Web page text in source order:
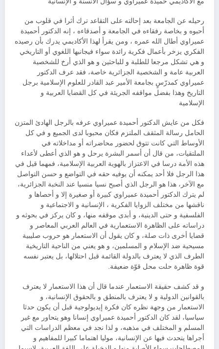
رحيله عن الجامعة بعد إحالته على التقاعد ترك أثرا في قلوب من
أحبوه و بخاصة رفقاءه في الجامعة و أصدقاءه ، إنه الدكتور أحميدة
عميراوي أطال الله عمره ، ومن يقرأ لهذا الأكاديمي يدرك بأن رصيده
الفكري يزخر بأعمال فكرية رائدة سواء فيجانبها اللغوي أو التاريخي
و هي تشكل مرجعا للطلبة و للباحثين و هو الذي أرخ للشخصية
العربية عامة و الشخصية الجزائرية خاصة، فقد عرف الدكتور
عميراوي كمدرّسٍ بجامعة الأمير عبد القادر للعلوم الإسلامية برجل
التاريخ وهذا بفضل مواقفه الجريئة في كل القضايا العربية و
الإسلامية
فكل من عايش الدكتور أحميدة عميراوي عرفه بالرجل الهادئ المتزن
الحامل رسالة المثقف الملتزم فكان محبوبا لدى الجميع و في كل
الأوساط التي كانت تتوق لحضور محاضراته أو مداخلاته في
الملتقيات، من قال أن أسمر البشرة يرحل و هو الذي أعطى لأعداء
هذه الأمة درسا في الاعتزاز بالهوية العربية الإسلامية، فمهما قيل في
هذا الرجل فلا أحد يمكنه أن يوفيه حقه في التواضع و حسن التواصل
مع الآخر، هذا هو الرجل الذي أصبح نسيا منسيا عند النخبة الجزائرية،
لم يترك الدكتور أحميدة عميراوي كبيرة أو صغيرة إلا و أحصاها و
ناقشها من مختلف الزوايا الفكرية ، الإنسانية و الاجتماعية و
الفلسفية و حتى الدينية، و أبدى موقفه منها، و كان يركز في بحوثه و
دراساته على الظاهرة الاستعمارية في العالم العربي المعاصر و
قضايا أخرى ذات صلة، و كان يقول أن الاستعمار هو حروب صليبية
مسيحية ضد الإسلام و المسلمين، و هو يعني من الناحية التاريخية
الطرف الذي لا يعترف بالدولة القائمة قبل احتلالها، بل يعتبر نفسه
قوة ظاهرة حلت محل قوّة ضعيفة.
و قد كشف حقيقة الاستعمار عندما قال أن هذا الاستعمار لا يعترف
بالقوانين الدولية و لا يعترف بالمنطق و بالحقوق الإنسانية، و
الاستعمار من وجهة نظره كان فكرة إيديولوجية قبل أن يكون حدثا
سياسيا، لقد كان الدكتور أحميدة عميراوي إنسانا وهو يتحاور مع غير
المسلم و المختلف في مذهبه، و لذا نجد في معظم الدراسات التي
أجراها يتحدث فيها عن الإنسانية، موليا اهتماما كبيرا للمفاهيم و